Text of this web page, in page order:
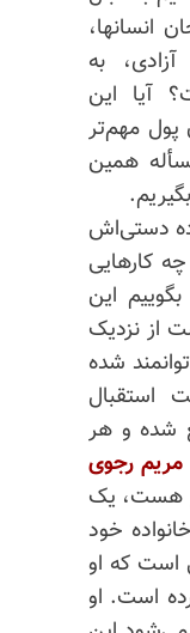
انسانها،
به
آیا این
پول مهم‌تر
همین
دستی‌اش
کارهایی
این
از نزدیک
شده
استقبال
شده و هر
مریم رجوی
هست، یک
خود
است که او
است. او